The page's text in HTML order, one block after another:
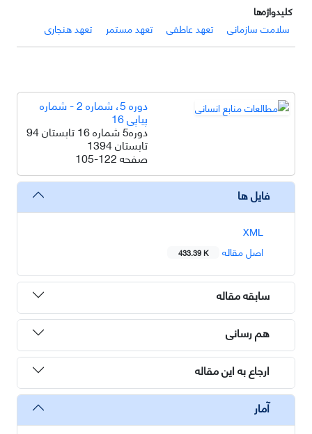
کلیدواژه‌ها
سلامت سازمانی
تعهد عاطفی تعهد مستمر تعهد هنجاری
دوره 5، شماره 2 - شماره
پیاپی 16
دوره5 شماره 16 تابستان 94
تابستان 1394
صفحه105-122
فایل ها
XML
اصل مقاله
433.39 K
سابقه مقاله
هم رسانی
ارجاع به این مقاله
آمار